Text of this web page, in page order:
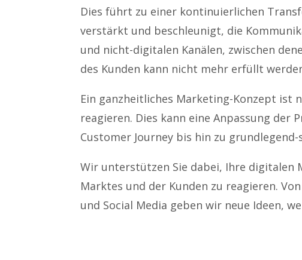
Dies führt zu einer kontinuierlichen
verstärkt und beschleunigt, die
und nicht-digitalen Kanälen, zwischen
des Kunden kann nicht mehr erfüllt
Ein ganzheitliches Marketing-Konzept ist
reagieren. Dies kann eine Anpassung
Customer Journey bis hin zu
Wir unterstützen Sie dabei, Ihre digitalen
Marktes und der Kunden zu reagieren.
und Social Media geben wir neue Ideen,